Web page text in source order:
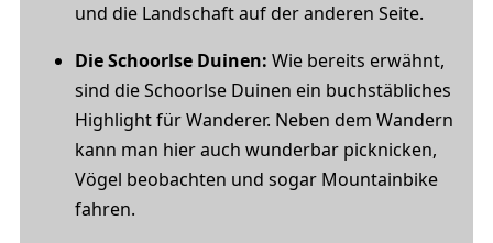
und die Landschaft auf der anderen Seite.
Die Schoorlse Duinen: Wie bereits erwähnt,
sind die Schoorlse Duinen ein buchstäbliches
Highlight für Wanderer. Neben dem Wandern
kann man hier auch wunderbar picknicken,
Vögel beobachten und sogar Mountainbike
fahren.